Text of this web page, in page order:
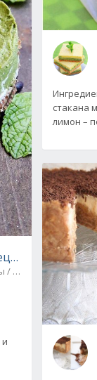
без
/ Десерты
стакана
лимон –